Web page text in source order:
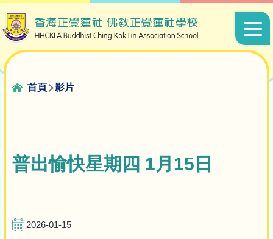
移至主內容
Main
導首頁 影片
普出愉快星期四 1月15日
2026-01-15